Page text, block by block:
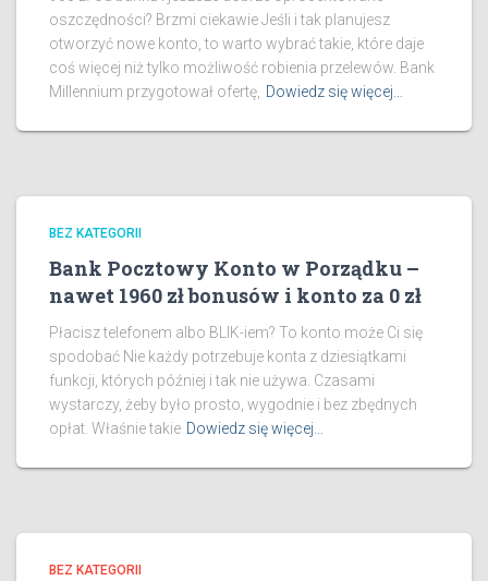
oszczędności? Brzmi ciekawie Jeśli i tak planujesz
otworzyć nowe konto, to warto wybrać takie, które daje
coś więcej niż tylko możliwość robienia przelewów. Bank
Millennium przygotował ofertę, Dowiedz się więcej…
BEZ KATEGORII
Bank Pocztowy Konto w Porządku –
nawet 1960 zł bonusów i konto za 0 zł
Płacisz telefonem albo BLIK-iem? To konto może Ci się
spodobać Nie każdy potrzebuje konta z dziesiątkami
funkcji, których później i tak nie używa. Czasami
wystarczy, żeby było prosto, wygodnie i bez zbędnych
opłat. Właśnie takie Dowiedz się więcej…
BEZ KATEGORII